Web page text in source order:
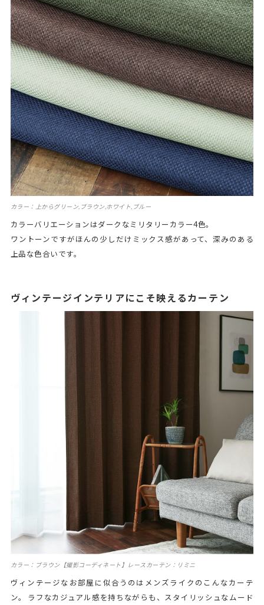
カラー：上からグリーン,ブラウン,ホワイト,ブルー
カラーバリエーションはダークなミリタリーカラー4色。
ワントーンですがほんの少しだけミックス感があって、深みのある
上品な色合いです。
ヴィンテージインテリアにこそ映えるカーテン
カラー：ブラウン【撮影コーディネート】レースカーテン：リミニ
ヴィンテージなお部屋に似合うのはメンズライクのこんなカーテ
ン。 ラフなカジュアル感を持ちながらも、スタイリッシュなムード